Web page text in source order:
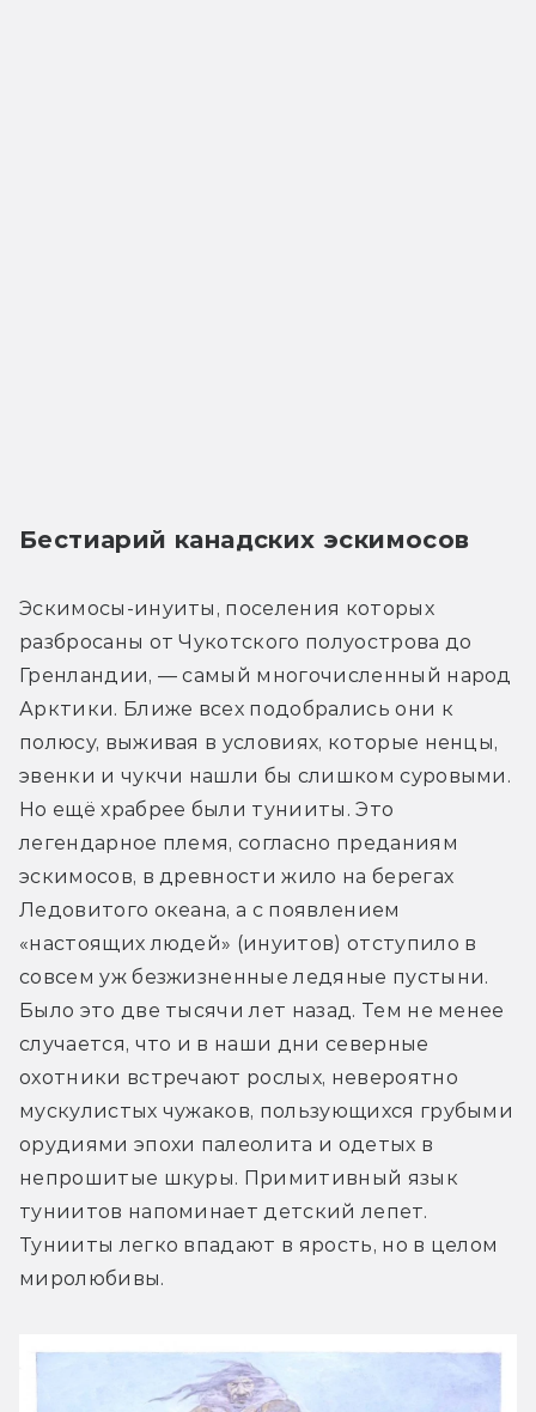
Бестиарий канадских эскимосов
Эскимосы-инуиты, поселения которых
разбросаны от Чукотского полуострова до
Гренландии, — самый многочисленный народ
Арктики. Ближе всех подобрались они к
полюсу, выживая в условиях, которые ненцы,
эвенки и чукчи нашли бы слишком суровыми.
Но ещё храбрее были тунииты. Это
легендарное племя, согласно преданиям
эскимосов, в древности жило на берегах
Ледовитого океана, а с появлением
«настоящих людей» (инуитов) отступило в
совсем уж безжизненные ледяные пустыни.
Было это две тысячи лет назад. Тем не менее
случается, что и в наши дни северные
охотники встречают рослых, невероятно
мускулистых чужаков, пользующихся грубыми
орудиями эпохи палеолита и одетых в
непрошитые шкуры. Примитивный язык
туниитов напоминает детский лепет.
Тунииты легко впадают в ярость, но в целом
миролюбивы.